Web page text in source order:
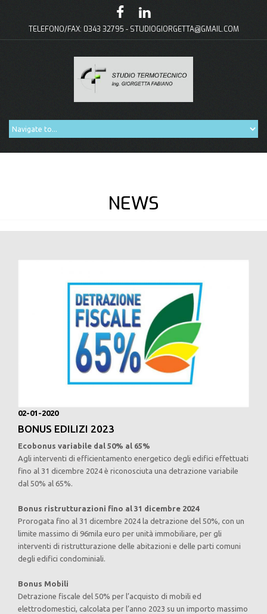
TELEFONO/FAX: 0343 32795 - STUDIOGIORGETTA@GMAIL.COM
NEWS
02-01-2020
BONUS EDILIZI 2023
Ecobonus variabile dal 50% al 65%
Agli interventi di efficientamento energetico degli edifici effettuati
fino al 31 dicembre 2024 è riconosciuta una detrazione variabile
dal 50% al 65%.
Bonus ristrutturazioni fino al 31 dicembre 2024
Prorogata fino al 31 dicembre 2024 la detrazione del 50%, con un
limite massimo di 96mila euro per unità immobiliare, per gli
interventi di ristrutturazione delle abitazioni e delle parti comuni
degli edifici condominiali.
Bonus Mobili
Detrazione fiscale del 50% per l’acquisto di mobili ed
elettrodomestici, calcolata per l’anno 2023 su un importo massimo